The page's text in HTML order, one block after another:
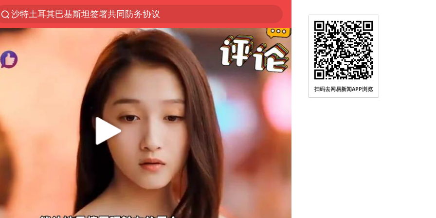
沙特土耳其巴基斯坦签署共同防务协议
“电影+”如何激发千亿级消费新活力？
台风白海豚实时路径
泉州市委书记张毅恭被查
全球首个长时储能一体化产业园量产
四川宜宾市高县4.9级地震致1人死亡
胜宏科技：股票交易异常波动
名创优品回应女子吐槽内裤质量差
中巨芯：上半年归母净利润1405.77万元
中国女篮70-67险胜尼日利亚女篮
U17国足点球大战淘汰河床晋级决赛
国防部：中国军队坚决反制任何闹海挑衅图谋
扫码去网易新闻APP浏览